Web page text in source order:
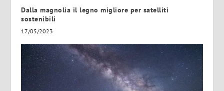
Dalla magnolia il legno migliore per satelliti
sostenibili
17/05/2023